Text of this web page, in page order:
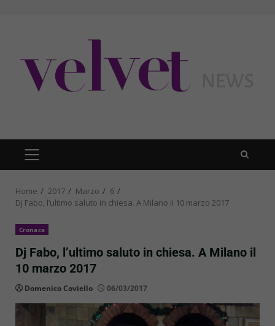
PRIMARY
MENU
Home 2017 Marzo
6
Dj Fabo, l’ultimo saluto in chiesa. A Milano il 10 marzo 2017
Cronaca
Dj Fabo, l’ultimo saluto in chiesa. A Milano il
10 marzo 2017
Domenico Coviello 06/03/2017